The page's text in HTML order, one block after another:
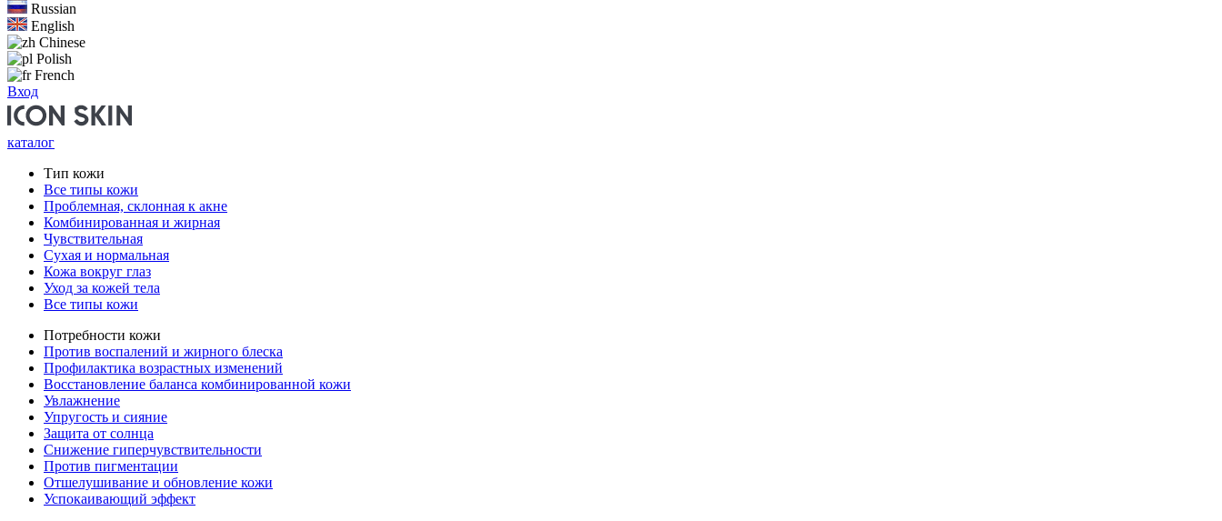
Russian
English
Chinese
Polish
French
Вход
каталог
Тип кожи
Все типы кожи
Проблемная, склонная к акне
Комбинированная и жирная
Чувствительная
Сухая и нормальная
Кожа вокруг глаз
Уход за кожей тела
Все типы кожи
Потребности кожи
Против воспалений и жирного блеска
Профилактика возрастных изменений
Восстановление баланса комбинированной кожи
Увлажнение
Упругость и сияние
Защита от солнца
Снижение гиперчувствительности
Против пигментации
Отшелушивание и обновление кожи
Успокаивающий эффект